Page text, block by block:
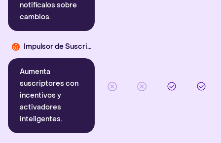
notifícalos sobre
cambios.
Impulsor de Suscriptores
Aumenta
suscriptores con
incentivos y
activadores
inteligentes.